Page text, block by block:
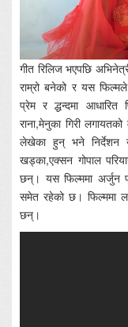
गीत रिलिज भएपछि
राम्रो बनेको र यस
प्रेम र द्धन्दमा
राना,मेनुका गिरी
लेखेका हुन् भने निर्देशन
खड्का,एक्सन गोपाल
छन्। यस फिल्ममा अर्जुन
समेत रहेको छ। फिल्ममा
छन्।